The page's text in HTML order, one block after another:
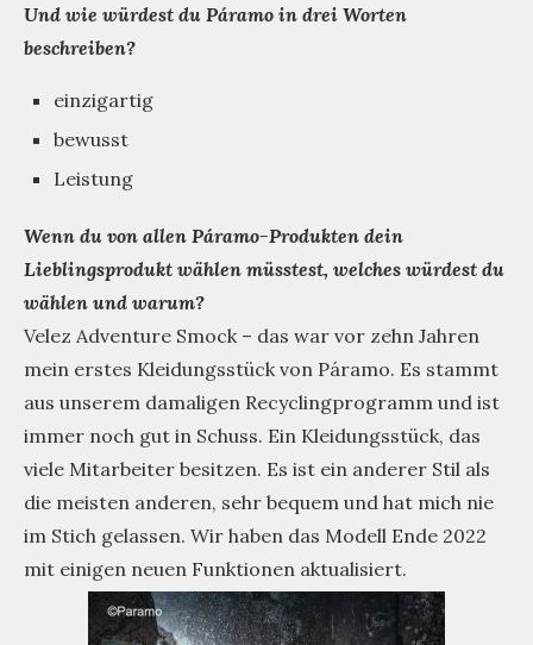
Und wie würdest du Páramo in drei Worten
beschreiben?
einzigartig
bewusst
Leistung
Wenn du von allen Páramo-Produkten dein
Lieblingsprodukt wählen müsstest, welches würdest du
wählen und warum?
Velez Adventure Smock – das war vor zehn Jahren
mein erstes Kleidungsstück von Páramo. Es stammt
aus unserem damaligen Recyclingprogramm und ist
immer noch gut in Schuss. Ein Kleidungsstück, das
viele Mitarbeiter besitzen. Es ist ein anderer Stil als
die meisten anderen, sehr bequem und hat mich nie
im Stich gelassen. Wir haben das Modell Ende 2022
mit einigen neuen Funktionen aktualisiert.